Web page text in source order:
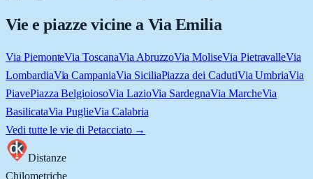
Vie e piazze vicine a Via Emilia
Via PiemonteVia ToscanaVia AbruzzoVia MoliseVia PietravalleVia
LombardiaVia CampaniaVia SiciliaPiazza dei CadutiVia UmbriaVia
PiavePiazza BelgioiosoVia LazioVia SardegnaVia MarcheVia
BasilicataVia PuglieVia Calabria
Vedi tutte le vie di Petacciato→
Distanze
Chilometriche